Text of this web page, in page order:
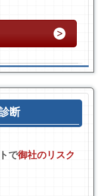
断
で御社のリスク